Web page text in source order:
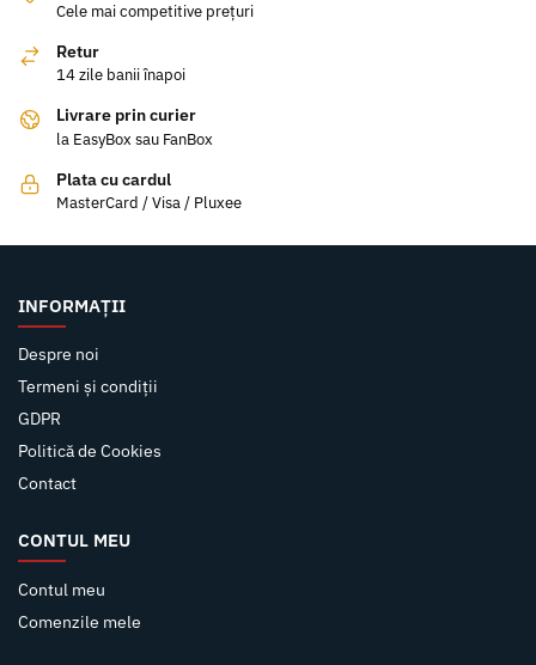
Cele mai competitive prețuri
Retur
14 zile banii înapoi
Livrare prin curier
la EasyBox sau FanBox
Plata cu cardul
MasterCard / Visa / Pluxee
INFORMAȚII
Despre noi
Termeni și condiții
GDPR
Politică de Cookies
Contact
CONTUL MEU
Contul meu
Comenzile mele